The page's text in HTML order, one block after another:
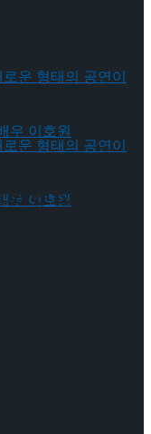
새로운 형태의
처럼, 피겨 허지
던 쇼케이스